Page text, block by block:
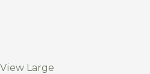
View Large